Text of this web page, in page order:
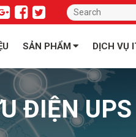
SẢN PHẨM DỊCH VỤ
ĐIỆN